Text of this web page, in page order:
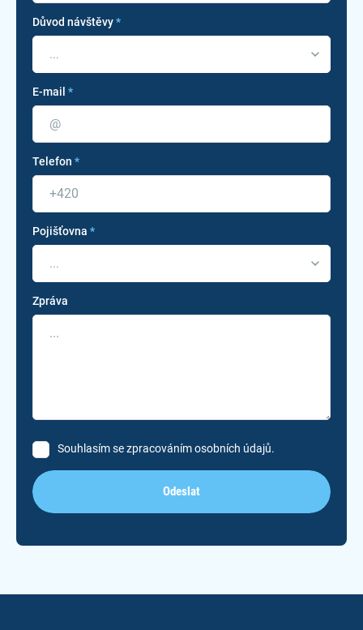
Důvod návštěvy*
...
E-mail *
Telefon *
Pojišťovna *
...
Zpráva
Souhlasím se zpracováním osobních údajů.
Odeslat